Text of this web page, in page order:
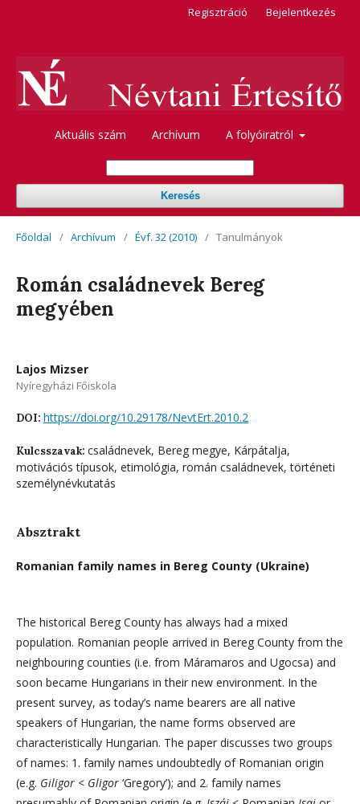
Aktuális szám Archívum A folyóiratról
Keresés
Regisztráció Bejelentkezés
Főoldal / Archívum / Évf. 32 (2010) / Tanulmányok
Román családnevek Bereg
megyében
Lajos Mizser
Nyíregyházi Főiskola
DOI: https://doi.org/10.29178/NevtErt.2010.2
Kulcsszavak: családnevek, Bereg megye, Kárpátalja,
motivációs típusok, etimológia, román családnevek, történeti
személynévkutatás
Absztrakt
Romanian family names in Bereg County (Ukraine)
The historical Bereg County has always had a mixed
population. Romanian people arrived in Bereg County from the
neighbouring counties (i.e. from Máramaros and Ugocsa) and
soon became Hungarians in their new environment. In the
present survey, as today’s name bearers are all native
speakers of Hungarian, the name forms observed are
characteristically Hungarian. The paper discusses two groups
of names: 1. family names undoubtedly of Romanian origin
(e.g. Giligor < Gligor ‘Gregory’); and 2. family names